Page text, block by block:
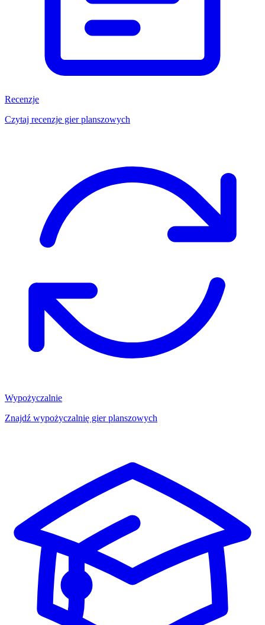
Recenzje
Czytaj recenzje gier planszowych
Wypożyczalnie
Znajdź wypożyczalnię gier planszowych